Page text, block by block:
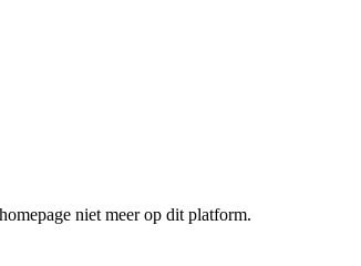
niet meer op dit platform.